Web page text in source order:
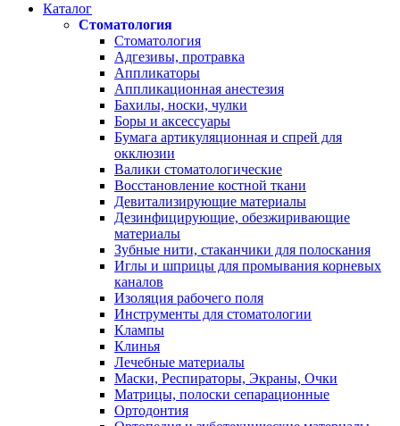
Каталог
Стоматология
Стоматология
Адгезивы, протравка
Аппликаторы
Аппликационная анестезия
Бахилы, носки, чулки
Боры и аксессуары
Бумага артикуляционная и спрей для
окклюзии
Валики стоматологические
Восстановление костной ткани
Девитализирующие материалы
Дезинфицирующие, обезжиривающие
материалы
Зубные нити, стаканчики для полоскания
Иглы и шприцы для промывания корневых
каналов
Изоляция рабочего поля
Инструменты для стоматологии
Клампы
Клинья
Лечебные материалы
Маски, Респираторы, Экраны, Очки
Матрицы, полоски сепарационные
Ортодонтия